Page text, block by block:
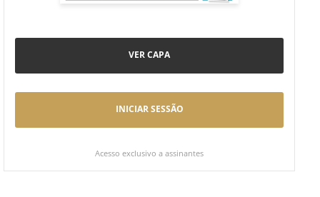
VER CAPA
INICIAR SESSÃO
Acesso exclusivo a assinantes